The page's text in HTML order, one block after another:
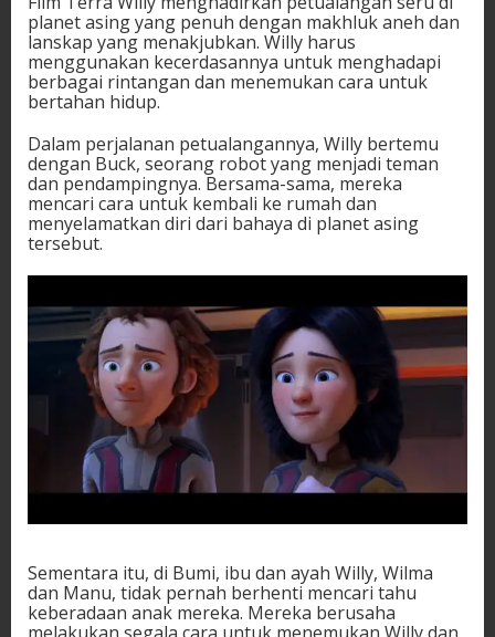
planet asing yang penuh dengan makhluk aneh dan
lanskap yang menakjubkan. Willy harus
menggunakan kecerdasannya untuk menghadapi
berbagai rintangan dan menemukan cara untuk
bertahan hidup.
Dalam perjalanan petualangannya, Willy bertemu
dengan Buck, seorang robot yang menjadi teman
dan pendampingnya. Bersama-sama, mereka
mencari cara untuk kembali ke rumah dan
menyelamatkan diri dari bahaya di planet asing
tersebut.
Sementara itu, di Bumi, ibu dan ayah Willy, Wilma
dan Manu, tidak pernah berhenti mencari tahu
keberadaan anak mereka. Mereka berusaha